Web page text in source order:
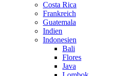
Costa Rica
Frankreich
Guatemala
Indien
Indonesien
Bali
Flores
Java